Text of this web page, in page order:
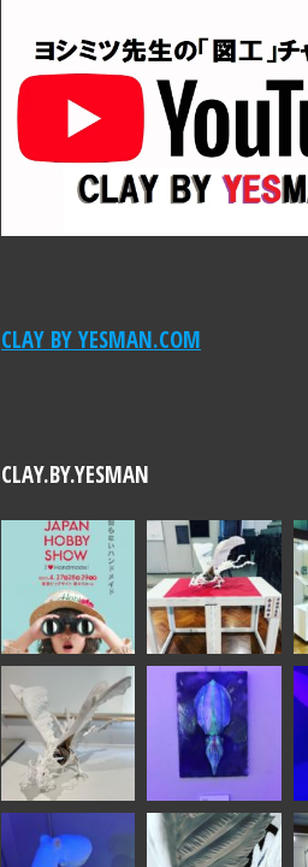
CLAY BY YESMAN.COM
CLAY.BY.YESMAN